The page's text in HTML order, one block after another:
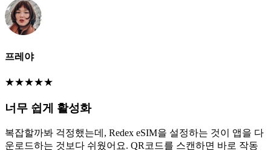
프레야
★★★★★
너무 쉽게 활성화
복잡할까봐 걱정했는데, Redex eSIM을 설정하는 것이 앱을 다
운로드하는 것보다 쉬웠어요. QR코드를 스캔하면 바로 작동